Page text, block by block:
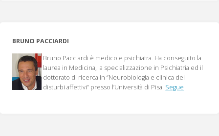
suicidal
behavior"
BRUNO PACCIARDI
Bruno Pacciardi è medico e psichiatra. Ha conseguito la
laurea in Medicina, la specializzazione in Psichiatria ed il
dottorato di ricerca in “Neurobiologia e clinica dei
disturbi affettivi” presso l’Università di Pisa. Segue